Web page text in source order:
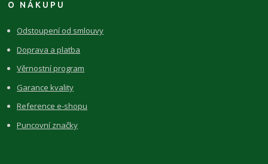
O NÁKUPU
Odstoupení od smlouvy
Doprava a platba
Věrnostní program
Garance kvality
Reference e-shopu
Puncovní značky